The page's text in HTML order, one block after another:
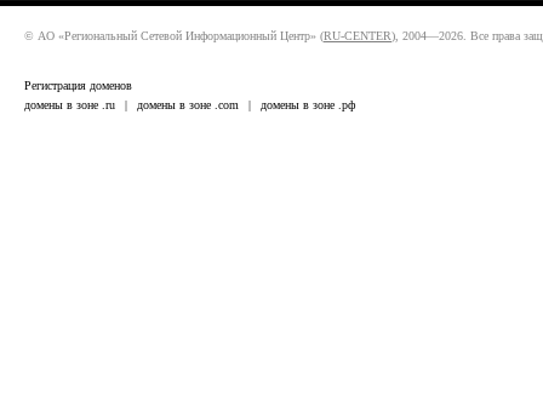
© АО «Региональный Сетевой Информационный Центр» (RU-CENTER), 2004—2026. Все права
Регистрация доменов
домены в зоне .ru
| домены в зоне .com | домены в зоне .рф